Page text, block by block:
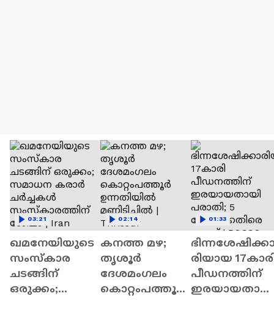
ഖമനേയിയുടെ
സംസ്കാര
ചടങ്ങിന്
ഒരുക്കം;
03:21
കനത്ത മഴ;
തൃശൂർ
ദേശമംഗലം
കൊറ്റംപത്തൂർ
02:14
രിയായ
പീഡനത്തിന്
ഇരയായതായി
01:33